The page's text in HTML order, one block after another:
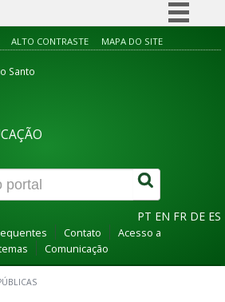
Simplifique!
Canais
ALTO CONTRASTE MAPA DO SITE
Santo
PT EN FR DE ES
Contato
Acesso a
Comunicação